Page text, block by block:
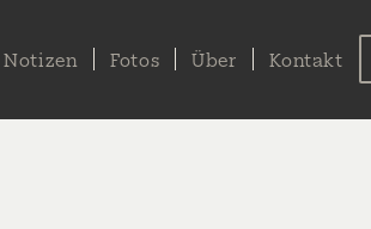
Notizen Fotos Über Kontakt